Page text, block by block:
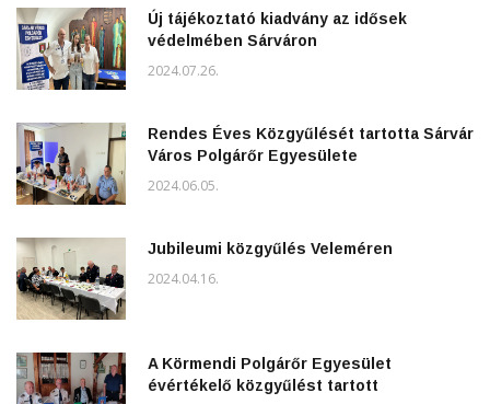
Új tájékoztató kiadvány az idősek
védelmében Sárváron
2024.07.26.
Rendes Éves Közgyűlését tartotta Sárvár
Város Polgárőr Egyesülete
2024.06.05.
Jubileumi közgyűlés Veleméren
2024.04.16.
A Körmendi Polgárőr Egyesület
évértékelő közgyűlést tartott